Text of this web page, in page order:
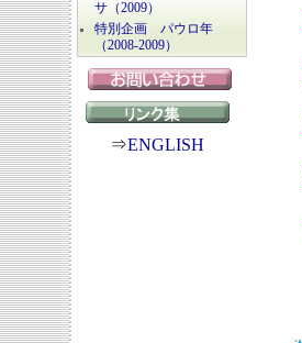
サ（2009）
特別企画 パウロ年
（2008-2009）
⇒ENGLISH